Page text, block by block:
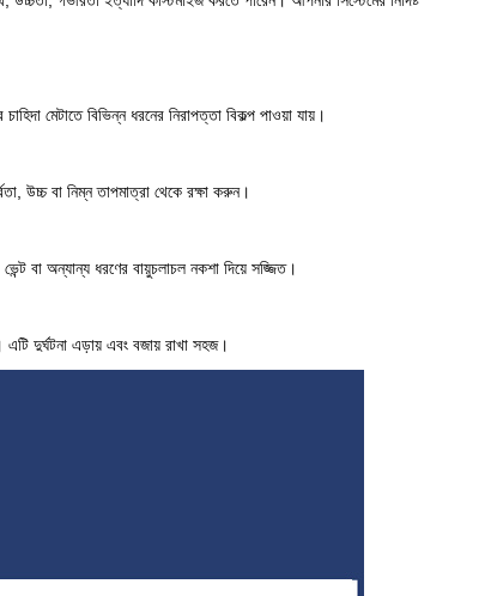
মেটাতে বিভিন্ন ধরনের নিরাপত্তা বিকল্প পাওয়া যায়।
উচ্চ বা নিম্ন তাপমাত্রা থেকে রক্ষা করুন।
বা অন্যান্য ধরণের বায়ুচলাচল নকশা দিয়ে সজ্জিত।
দুর্ঘটনা এড়ায় এবং বজায় রাখা সহজ।